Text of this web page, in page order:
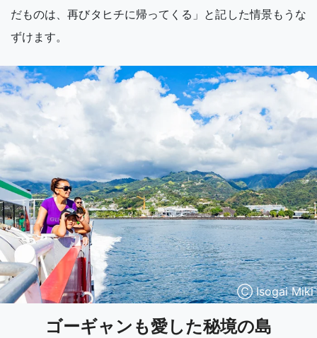
だものは、再びタヒチに帰ってくる」と記した情景もうな
ずけます。
Ⓒ Isogai Miki
ゴーギャンも愛した秘境の島